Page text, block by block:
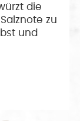
die
zu
und